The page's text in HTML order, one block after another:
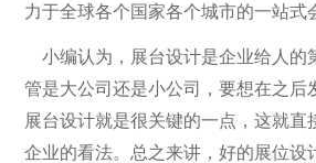
力于全球各个国家各个城市的一站式
小编认为，展台设计是企业给人的
管是大公司还是小公司，要想在之后
展台设计就是很关键的一点，这就直
企业的看法。总之来讲，好的展位设